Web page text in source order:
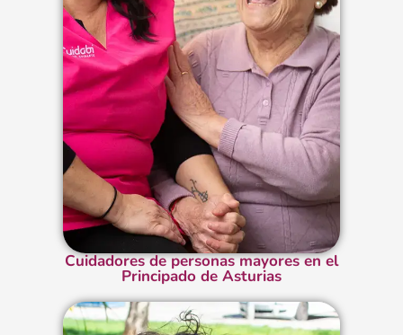
Cuidadores de personas mayores en el
Principado de Asturias